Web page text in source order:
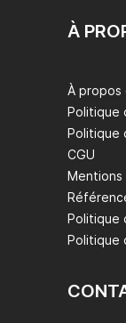
À
À propos
Politique
Politique
CGU
Mentions
Politique
Politique